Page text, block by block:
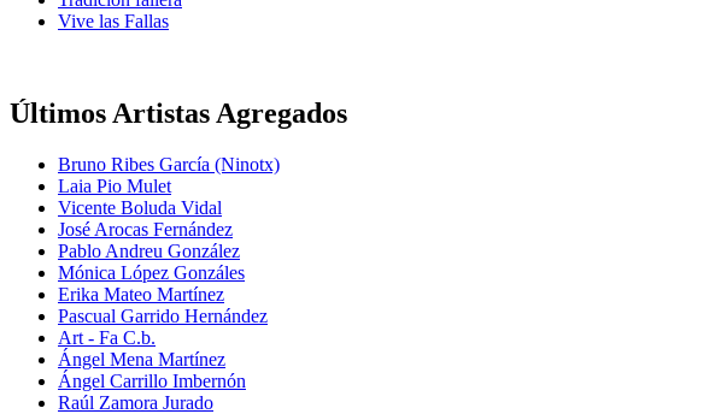
Vive las Fallas
Últimos Artistas Agregados
Bruno Ribes García (Ninotx)
Laia Pio Mulet
Vicente Boluda Vidal
José Arocas Fernández
Pablo Andreu González
Mónica López Gonzáles
Erika Mateo Martínez
Pascual Garrido Hernández
Art - Fa C.b.
Ángel Mena Martínez
Ángel Carrillo Imbernón
Raúl Zamora Jurado